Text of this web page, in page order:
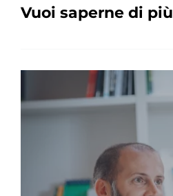
Vuoi saperne di